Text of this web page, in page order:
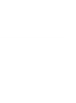
북구
구